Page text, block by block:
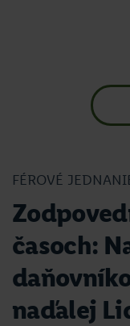
FÉROVÉ
časoch:
naďalej